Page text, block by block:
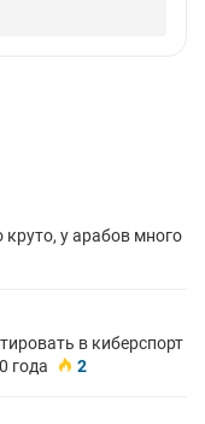
у арабов много
в киберспорт
года
2